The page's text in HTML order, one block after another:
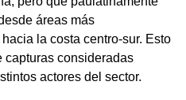
áreas más
la costa centro-sur. Esto
capturas consideradas
actores del sector.